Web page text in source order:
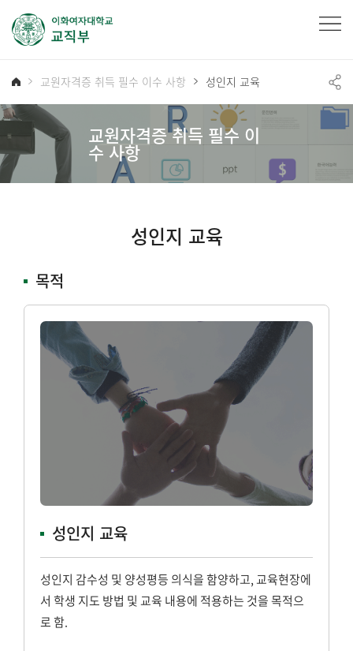
교원자격증 취득 필수 이수 사항 성인지 교육
교원자격증 취득 필수 이
수 사항
성인지 교육
목적
성인지 교육
성인지 감수성 및 양성평등 의식을 함양하고, 교육현장에
서 학생 지도 방법 및 교육 내용에 적용하는 것을 목적으
로 함.